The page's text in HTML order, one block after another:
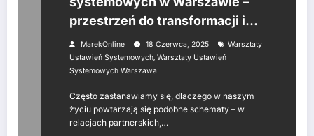
przestrzeń do transformacji i
samopoznania
MarekOnline 18 Czerwca, 2025
Warsztaty
Ustawień Systemowych, Warsztaty Ustawień
Systemowych Warszawa
Często zastanawiamy się, dlaczego w naszym
życiu powtarzają się podobne schematy – w
relacjach partnerskich,…